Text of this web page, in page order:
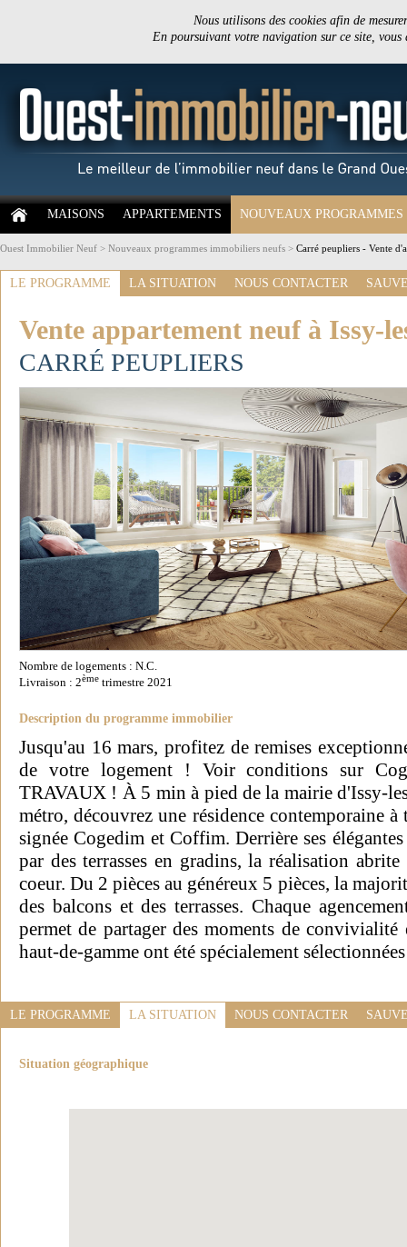
Nous utilisons des cookies afin de
En poursuivant votre navigation sur ce site,
MAISONS APPARTEMENTS NOUVEAUX PROGRAMMES
Ouest Immobilier Neuf > Nouveaux programmes immobiliers neufs > Carré peupliers - Vente
LE PROGRAMME LA SITUATION NOUS CONTACTER
Vente appartement neuf à Issy-
CARRÉ PEUPLIERS
Nombre de logements : N.C.
Livraison : 2ème trimestre 2021
Description du programme immobilier
Jusqu'au 16 mars, profitez de remises
de votre logement ! Voir conditions sur
TRAVAUX ! À 5 min à pied de la mairie d'Issy-
métro, découvrez une résidence contemporaine
signée Cogedim et Coffim. Derrière ses
par des terrasses en gradins, la réalisation
coeur. Du 2 pièces au généreux 5 pièces, la
des balcons et des terrasses. Chaque
permet de partager des moments de
haut-de-gamme ont été spécialement
LE PROGRAMME LA SITUATION NOUS CONTACTER
Situation géographique